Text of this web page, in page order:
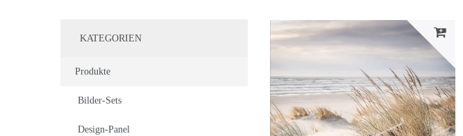
KATEGORIEN
Produkte
Bilder-Sets
Design-Panel